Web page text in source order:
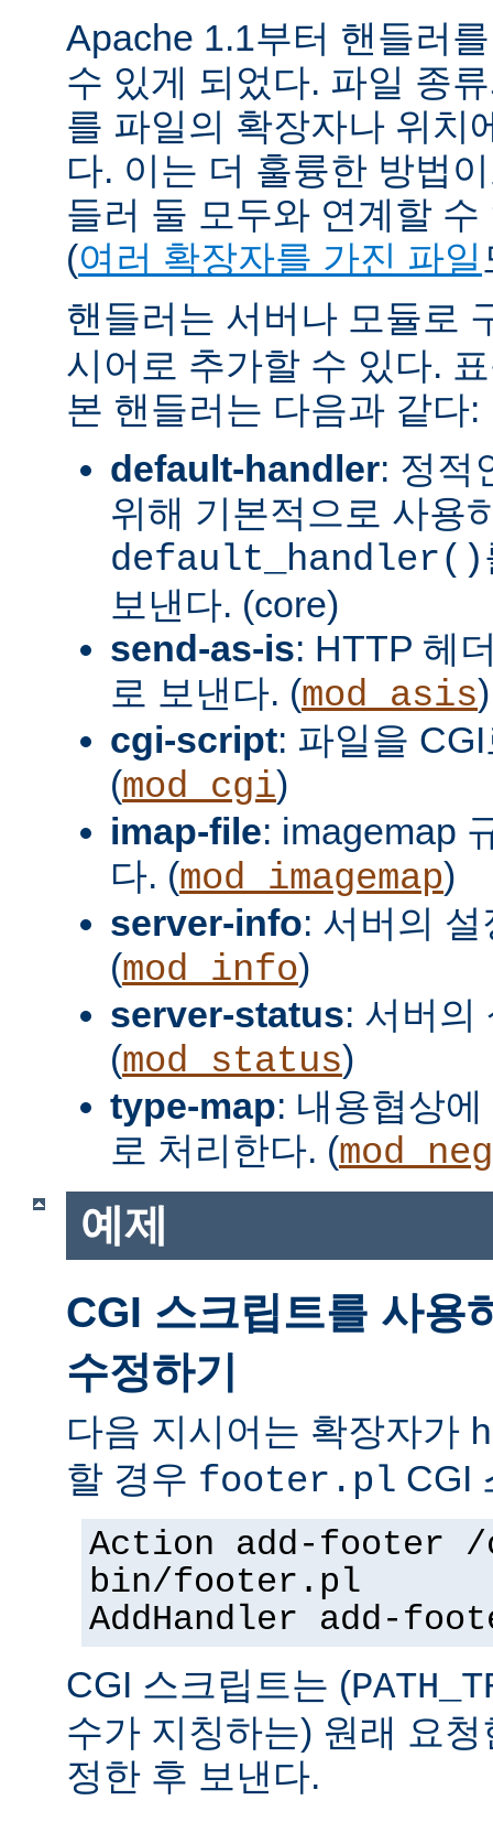
Apache 1.1부터 핸들러
수 있게 되었다. 파일 종
를 파일의 확장자나 위치
다. 이는 더 훌륭한 방법
들러 둘 모두와 연계할
(여러 확장자를 가진 파일
핸들러는 서버나 모듈로
시어로 추가할 수 있다.
본 핸들러는 다음과 같다:
default-handler: 정적
위해 기본적으로 사용
default_handler()
보낸다. (core)
send-as-is: HTTP 헤
로 보낸다. (mod_asis)
cgi-script: 파일을
(mod_cgi)
imap-file: imagemap
다. (mod_imagemap)
server-info: 서버의
(mod_info)
server-status: 서버의
(mod_status)
type-map: 내용협상
로 처리한다. (
예제
CGI 스크립트를 사용
수정하기
다음 지시어는 확장자가
할 경우 footer.pl CGI
Action add-footer
bin/footer.pl
AddHandler add-
CGI 스크립트는 (
수가 지칭하는) 원래 요
정한 후 보낸다.